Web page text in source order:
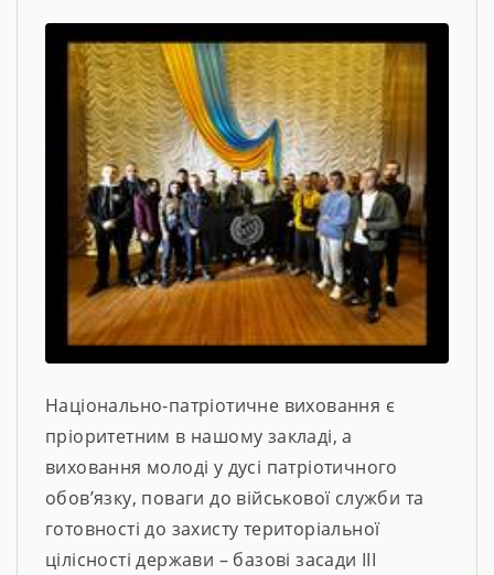
Національно-патріотичне виховання є
пріоритетним в нашому закладі, а
виховання молоді у дусі патріотичного
обов’язку, поваги до військової служби та
готовності до захисту територіальної
цілісності держави – базові засади ІІІ